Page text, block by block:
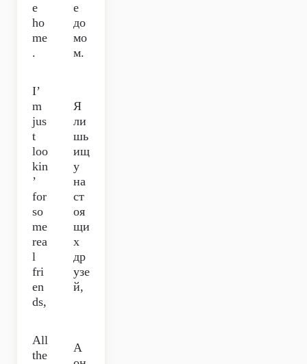
e
ho
me
.
е
до
мо
м.
I’
m
jus
t
loo
kin
’
for
so
me
rea
l
fri
en
ds,
Я
ли
шь
ищ
у
на
ст
оя
щи
х
др
узе
й,
All
the
А